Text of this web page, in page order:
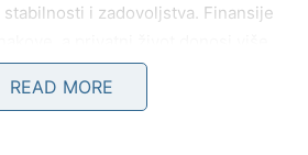
i zadovoljstva. Finansije
READ MORE